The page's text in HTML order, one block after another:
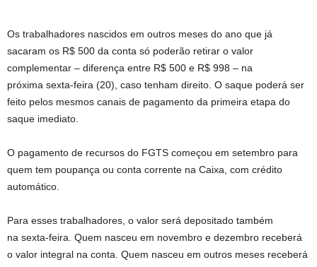
Os trabalhadores nascidos em outros meses do ano que já
sacaram os R$ 500 da conta só poderão retirar o valor
complementar – diferença entre R$ 500 e R$ 998 – na
próxima sexta-feira (20), caso tenham direito. O saque poderá ser
feito pelos mesmos canais de pagamento da primeira etapa do
saque imediato.
O pagamento de recursos do FGTS começou em setembro para
quem tem poupança ou conta corrente na Caixa, com crédito
automático.
Para esses trabalhadores, o valor será depositado também
na sexta-feira. Quem nasceu em novembro e dezembro receberá
o valor integral na conta. Quem nasceu em outros meses receberá